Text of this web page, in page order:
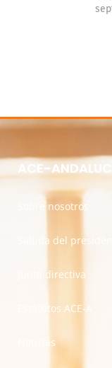
ACE-
Sobre nosotros
Saluda del
Junta directiva
Estatutos ACE-A
Noticias